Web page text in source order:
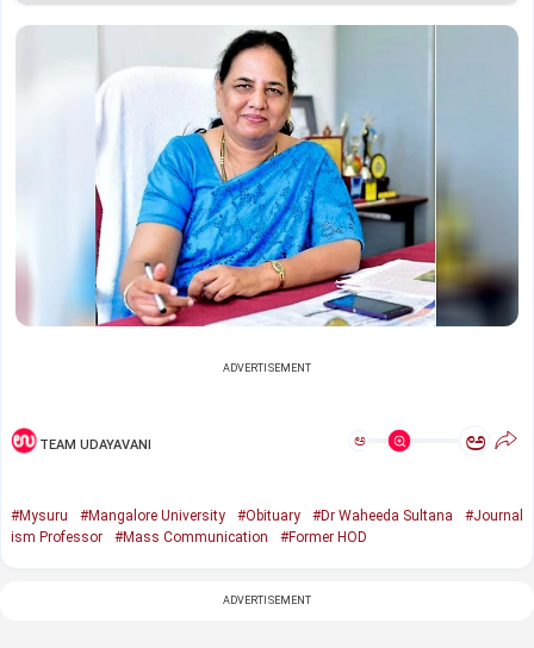
ADVERTISEMENT
TEAM UDAYAVANI ಅ ಅ
#Mysuru #Mangalore University #Obituary #Dr Waheeda Sultana
#Journal
ism Professor
#Mass Communication #Former HOD
ADVERTISEMENT